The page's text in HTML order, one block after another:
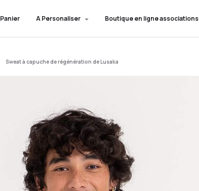
Panier A Personaliser Boutique en ligne associations
Sweat à capuche de régénération de Lusaka